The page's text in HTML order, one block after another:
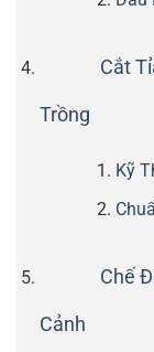
Cắt
Trồng
Kỹ
Chế
Cảnh